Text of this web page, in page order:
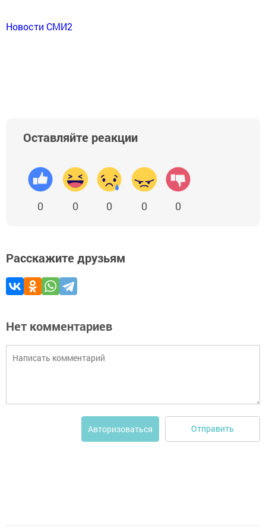
Новости СМИ2
Оставляйте реакции
0 0 0 0 0
Расскажите друзьям
Нет комментариев
Авторизоваться Отправить